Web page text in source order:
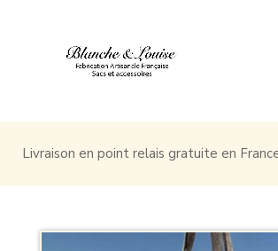
Livraison en point relais gratuite en